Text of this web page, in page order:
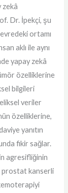
zekâ
Dr. İpekçi, şu
ortamı
aklı ile aynı
yapay zekâ
özelliklerine
bilgileri
veriler
özelliklerine,
yanıtın
fikir sağlar.
agresifliğinin
prostat kanserli